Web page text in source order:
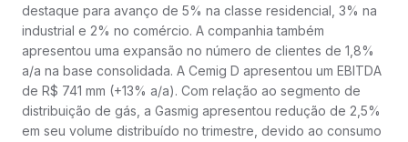
destaque para avanço de 5% na classe residencial, 3% na
industrial e 2% no comércio. A companhia também
apresentou uma expansão no número de clientes de 1,8%
a/a na base consolidada. A Cemig D apresentou um EBITDA
de R$ 741 mm (+13% a/a). Com relação ao segmento de
distribuição de gás, a Gasmig apresentou redução de 2,5%
em seu volume distribuído no trimestre, devido ao consumo